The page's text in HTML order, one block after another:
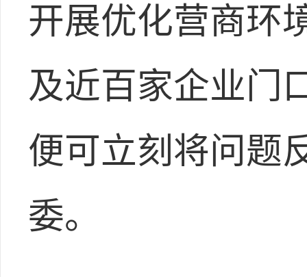
开展优化营商环
及近百家企业门
便可立刻将问题
委。